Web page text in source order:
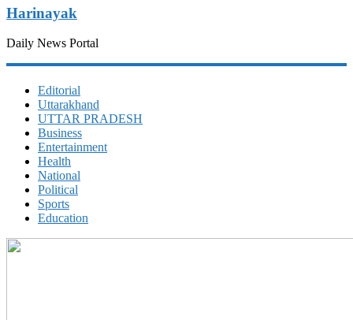
Harinayak
Daily News Portal
Editorial
Uttarakhand
UTTAR PRADESH
Business
Entertainment
Health
National
Political
Sports
Education